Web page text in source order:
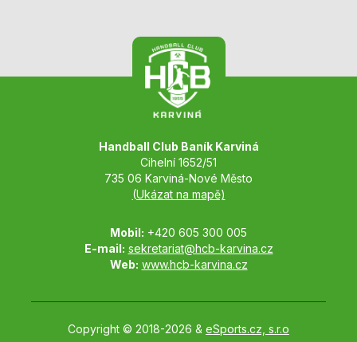
Handball Club Baník Karviná
Cihelní 1652/51
735 06 Karviná-Nové Město
(Ukázat na mapě)
Mobil: +420 605 300 005
E-mail: sekretariat@hcb-karvina.cz
Web: www.hcb-karvina.cz
Copyright © 2018-2026 & eSports.cz, s.r.o